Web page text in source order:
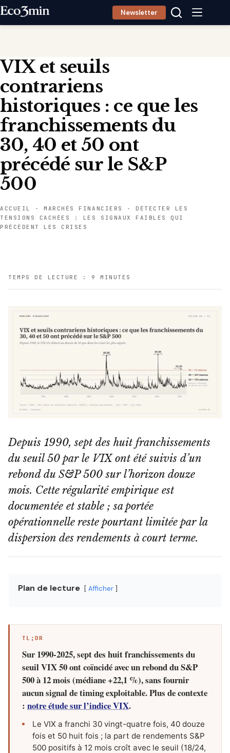
Passer
Newsletter
VIX et seuils
contrariens
historiques : ce que les
franchissements du
30, 40 et 50 ont
précédé sur le S&P
500
ACCUEIL -MARCHÉS FINANCIERS -DÉTECTER LES
TENSIONS CACHÉES : LES SIGNAUX FAIBLES QUI
PRÉCÈDENT LES CRISES
TEMPS DE LECTURE : 9 MINUTES
Depuis 1990, sept des huit franchissements
du seuil 50 par le VIX ont été suivis d’un
rebond du S&P 500 sur l’horizon douze
mois. Cette régularité empirique est
documentée et stable ; sa portée
opérationnelle reste pourtant limitée par la
dispersion des rendements à court terme.
Plan de lecture Afficher
TL;DR
Sur 1990-2025, sept des huit franchissements du
seuil VIX 50 ont coïncidé avec un rebond du S&P
500 à 12 mois (médiane +22,1 %), sans fournir
aucun signal de timing exploitable. Plus de contexte
: notre étude sur l’indice VIX.
Le VIX a franchi 30 vingt-quatre fois, 40 douze
fois et 50 huit fois ; la part de rendements S&P
500 positifs à 12 mois croît avec le seuil (18/24,